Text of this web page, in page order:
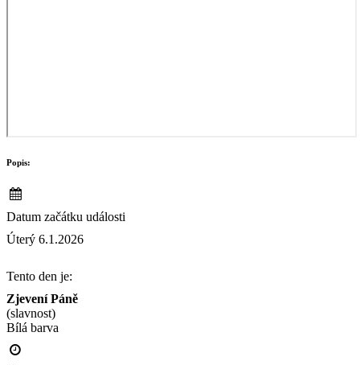
Popis:
Datum začátku události
Úterý 6.1.2026
Tento den je:
Zjevení Páně
(slavnost)
Bílá barva